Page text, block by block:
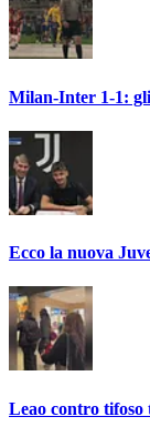
Milan-Inter 1-1:
Ecco la nuova
Leao contro tifoso